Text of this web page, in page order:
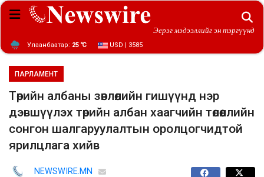
Эерэг мэдээллийг эн тэргүүнд
Улаанбаатар: 25 ℃ USD | 3585
ПАРЛАМЕНТ
Төрийн албаны зөвлөлийн гишүүнд нэр
дэвшүүлэх төрийн албан хаагчийн төлөөллийн
сонгон шалгаруулалтын оролцогчидтой
ярилцлага хийв
NEWSWIRE.MN